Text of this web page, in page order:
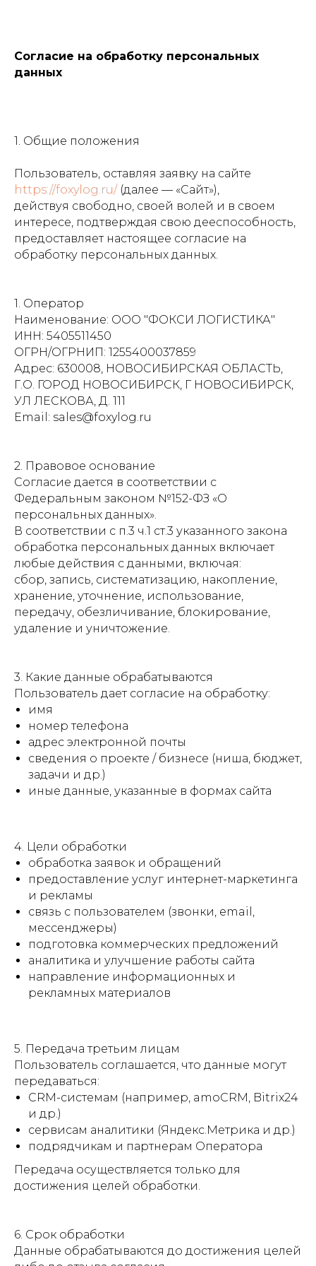
Согласие на обработку персональных
данных
1. Общие положения
Пользователь, оставляя заявку на сайте
https://foxylog.ru/ (далее — «Сайт»),
действуя свободно, своей волей и в своем
интересе, подтверждая свою дееспособность,
предоставляет настоящее согласие на
обработку персональных данных.
1. Оператор
Наименование: ООО "ФОКСИ ЛОГИСТИКА"
ИНН: 5405511450
ОГРН/ОГРНИП: 1255400037859
Адрес: 630008, НОВОСИБИРСКАЯ ОБЛАСТЬ,
Г.О. ГОРОД НОВОСИБИРСК, Г НОВОСИБИРСК,
УЛ ЛЕСКОВА, Д. 111
Email: sales@foxylog.ru
2. Правовое основание
Согласие дается в соответствии с
Федеральным законом №152-ФЗ «О
персональных данных».
В соответствии с п.3 ч.1 ст.3 указанного закона
обработка персональных данных включает
любые действия с данными, включая:
сбор, запись, систематизацию, накопление,
хранение, уточнение, использование,
передачу, обезличивание, блокирование,
удаление и уничтожение.
3. Какие данные обрабатываются
Пользователь дает согласие на обработку:
имя
номер телефона
адрес электронной почты
сведения о проекте / бизнесе (ниша, бюджет,
задачи и др.)
иные данные, указанные в формах сайта
4. Цели обработки
обработка заявок и обращений
предоставление услуг интернет-маркетинга
и рекламы
связь с пользователем (звонки, email,
мессенджеры)
подготовка коммерческих предложений
аналитика и улучшение работы сайта
направление информационных и
рекламных материалов
5. Передача третьим лицам
Пользователь соглашается, что данные могут
передаваться:
CRM-системам (например, amoCRM, Bitrix24
и др.)
сервисам аналитики (Яндекс.Метрика и др.)
подрядчикам и партнерам Оператора
Передача осуществляется только для
достижения целей обработки.
6. Срок обработки
Данные обрабатываются до достижения целей